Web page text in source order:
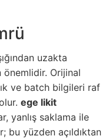
uzakta
önemlidir. Orijinal
ve batch bilgileri raf
ege likit
yanlış saklama ile
bu yüzden açıldıktan